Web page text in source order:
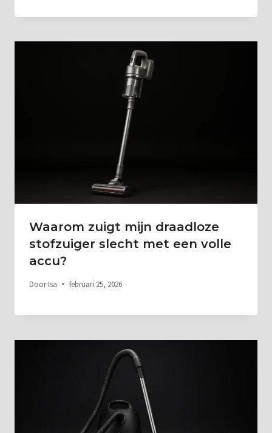
Waarom zuigt mijn draadloze
stofzuiger slecht met een volle
accu?
Door Isa februari 25, 2026